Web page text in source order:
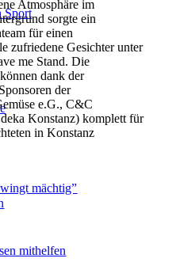
Sport
mithelfen
Atmosphäre im
sorgte ein
für einen
zufriedene Gesichter unter
me Stand. Die
dank der
der
e.G., C&C
Konstanz) komplett für
in Konstanz
mächtig”